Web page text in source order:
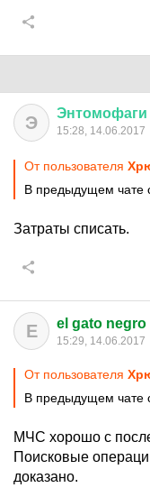
Э Энтомофаги
15:28, 14.06.2017
От пользователя
В предыдущем чате
Затраты списать.
E el gato negro
15:29, 14.06.2017
От пользователя
В предыдущем чате
МЧС хорошо с
Поисковые
доказано.